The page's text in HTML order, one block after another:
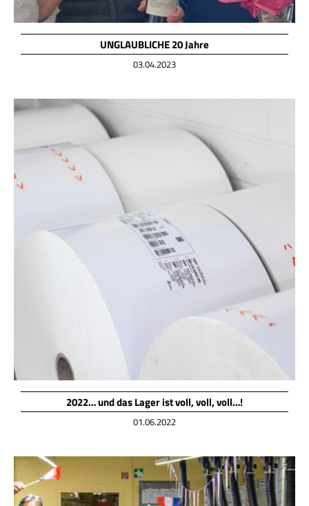
UNGLAUBLICHE 20 Jahre
03.04.2023
2022… und das Lager ist voll, voll, voll…!
01.06.2022